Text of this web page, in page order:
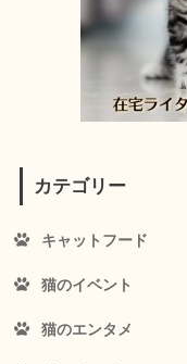
カテゴリー
キャットフード
猫のイベント
猫のエンタメ